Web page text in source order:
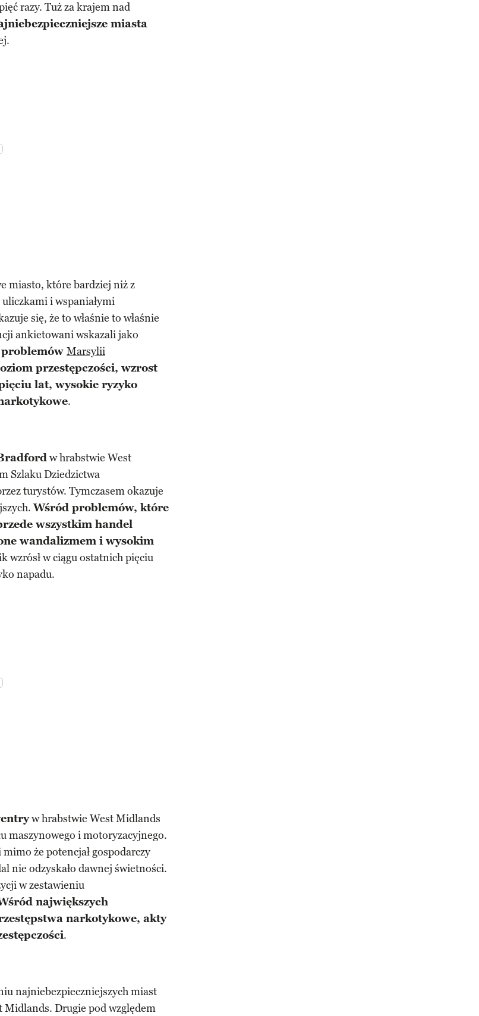
razy. Tuż za krajem nad
miasta
miasto, które bardziej niż z
i wspaniałymi
się, że to właśnie to właśnie
ankietowani wskazali jako
problemów Marsylii
przestępczości, wzrost
lat, wysokie ryzyko
.
w hrabstwie West
Szlaku Dziedzictwa
turystów. Tymczasem okazuje
Wśród problemów, które
wszystkim handel
wandalizmem i wysokim
wzrósł w ciągu ostatnich pięciu
napadu.
w hrabstwie West Midlands
maszynowego i motoryzacyjnego.
że potencjał gospodarczy
nie odzyskało dawnej świetności.
w zestawieniu
największych
narkotykowe, akty
.
najniebezpieczniejszych miast
Midlands. Drugie pod względem